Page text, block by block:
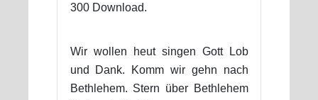
300 Download.
Wir wollen heut singen Gott Lob
und Dank. Komm wir gehn nach
Bethlehem. Stern über Bethlehem